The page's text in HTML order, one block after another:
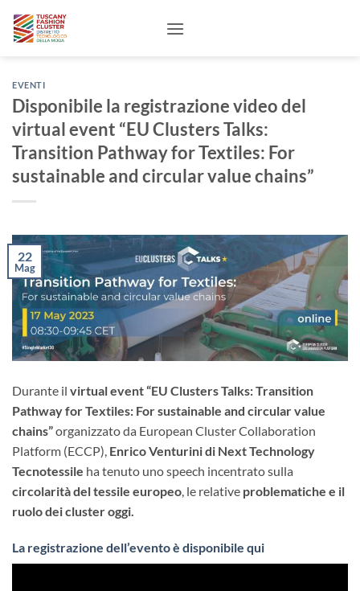
EVENTI
Disponibile la registrazione video del
virtual event “EU Clusters Talks:
Transition Pathway for Textiles: For
sustainable and circular value chains”
22
Mag
Durante il virtual event “EU Clusters Talks: Transition
Pathway for Textiles: For sustainable and circular value
chains”organizzato da European Cluster Collaboration
Platform (ECCP), Enrico Venturini di Next Technology
Tecnotessile ha tenuto uno speech incentrato sulla
circolarità del tessile europeo , le relative problematiche e il
ruolo dei cluster oggi.
La registrazione dell’evento è disponibile qui